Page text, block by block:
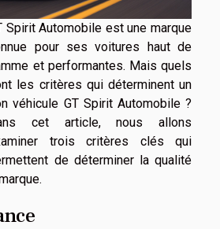
Spirit Automobile est une marque
pour ses voitures haut de
et performantes. Mais quels
les critères qui déterminent un
véhicule GT Spirit Automobile ?
cet article, nous allons
trois critères clés qui
de déterminer la qualité